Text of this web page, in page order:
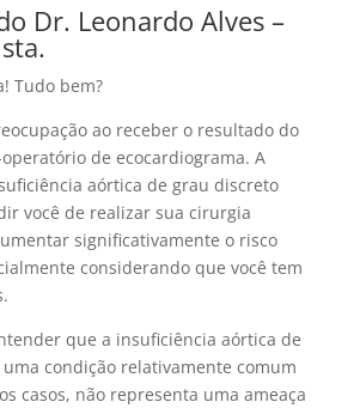
Dr. Leonardo Alves –
Tudo bem?
ao receber o resultado do
de ecocardiograma. A
aórtica de grau discreto
você de realizar sua cirurgia
significativamente o risco
considerando que você tem
que a insuficiência aórtica de
condição relativamente comum
casos, não representa uma ameaça